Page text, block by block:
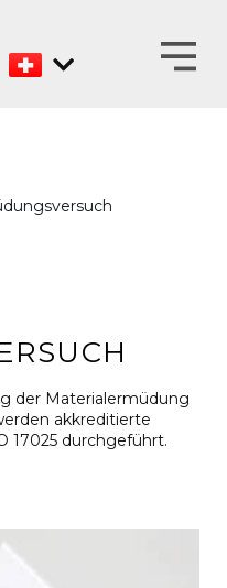
der Materialermüdung
akkreditierte
17025 durchgeführt.